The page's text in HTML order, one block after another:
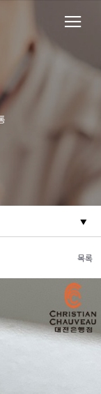
목록